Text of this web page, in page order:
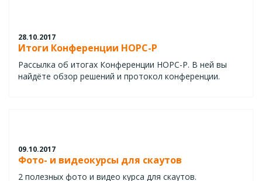
28.10.2017
Итоги Конференции НОРС-Р
Рассылка об итогах Конференции НОРС-Р. В ней вы
найдёте обзор решений и протокол конференции.
09.10.2017
Фото- и видеокурсы для скаутов
2 полезных фото и видео курса для скаутов.